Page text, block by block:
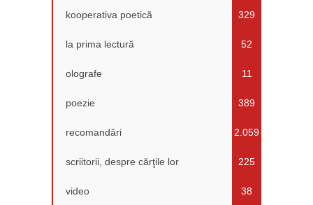
kooperativa poetică 329
la prima lectură 52
olografe 11
poezie 389
recomandări 2.059
scriitorii, despre cărţile lor 225
video 38